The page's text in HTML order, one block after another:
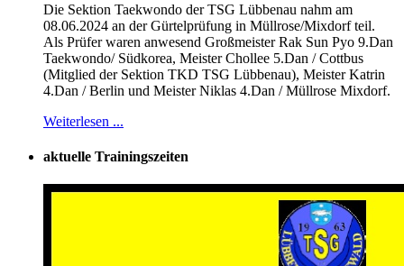
Die Sektion Taekwondo der TSG Lübbenau nahm am
08.06.2024 an der Gürtelprüfung in Müllrose/Mixdorf teil.
Als Prüfer waren anwesend Großmeister Rak Sun Pyo 9.Dan
Taekwondo/ Südkorea, Meister Chollee 5.Dan / Cottbus
(Mitglied der Sektion TKD TSG Lübbenau), Meister Katrin
4.Dan / Berlin und Meister Niklas 4.Dan / Müllrose Mixdorf.
Weiterlesen ...
aktuelle Trainingszeiten